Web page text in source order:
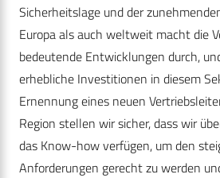
Sicherheitslage und der
Europa als auch weltweit macht die
bedeutende Entwicklungen durch,
erhebliche Investitionen in diesem
Ernennung eines neuen
Region stellen wir sicher, dass wir
das Know-how verfügen, um den
Anforderungen gerecht zu werden